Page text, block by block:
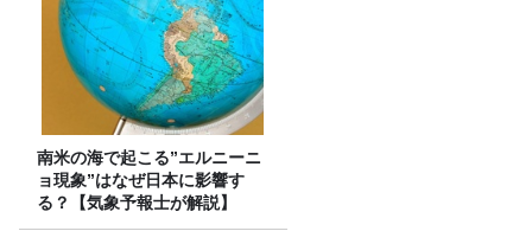
南米の海で起こる”エルニーニ
ョ現象”はなぜ日本に影響す
る？【気象予報士が解説】